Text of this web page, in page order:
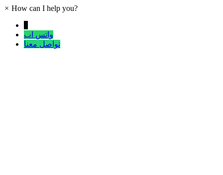
× How can I help you?
واتس اب
تواصل معنا